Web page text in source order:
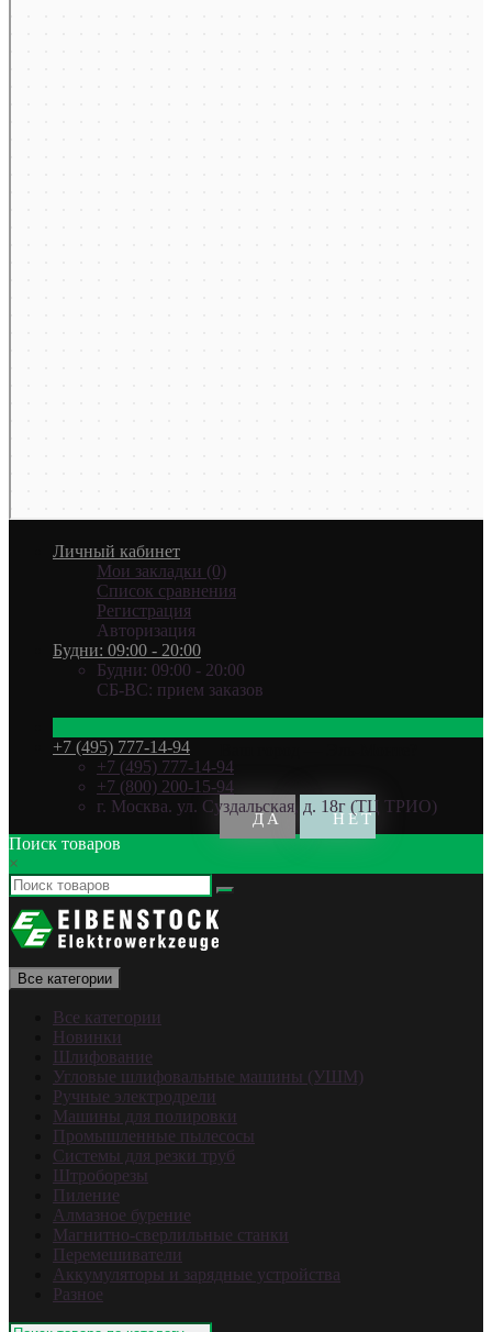
Личный кабинет
Мои закладки (0)
Список сравнения
Регистрация
Авторизация
Будни: 09:00 - 20:00
Будни: 09:00 - 20:00
СБ-ВС: прием заказов
+7 (495) 777-14-94
+7 (495) 777-14-94
+7 (800) 200-15-94
г. Москва. ул. Суздальская, д. 18г (ТЦ ТРИО)
Поиск товаров
×
Все категории
Все категории
Новинки
Шлифование
Угловые шлифовальные машины (УШМ)
Ручные электродрели
Машины для полировки
Промышленные пылесосы
Системы для резки труб
Штроборезы
Пиление
Алмазное бурение
Магнитно-сверлильные станки
Перемешиватели
Аккумуляторы и зарядные устройства
Разное